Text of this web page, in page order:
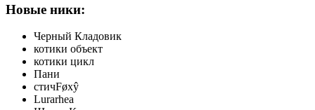
Новые ники:
Черный Кладовик
котики объект
котики цикл
Пани
стичFøxŷ
Lurarhea